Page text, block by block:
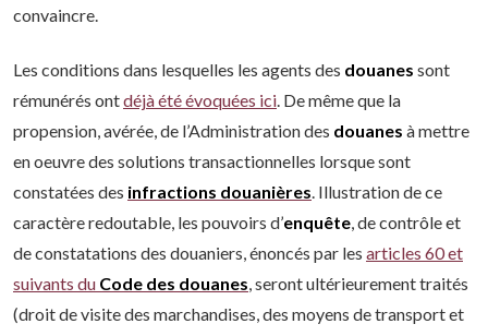
convaincre.
Les conditions dans lesquelles les agents des douanes sont
rémunérés ontdéjà été évoquées ici. De même que la
propension, avérée, de l’Administration des douanes à mettre
en oeuvre des solutions transactionnelles lorsque sont
constatées des infractions douanières. Illustration de ce
caractère redoutable, les pouvoirs d’enquête, de contrôle et
de constatations des douaniers, énoncés par les articles 60 et
suivants du Code des douanes, seront ultérieurement traités
(droit de visite des marchandises, des moyens de transport et